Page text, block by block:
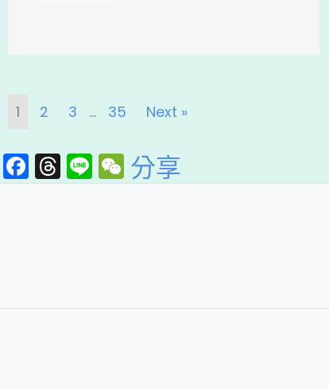
1 2 3 ... 35 Next »
F
a
o
T
hr
Li
n
W
e
分享